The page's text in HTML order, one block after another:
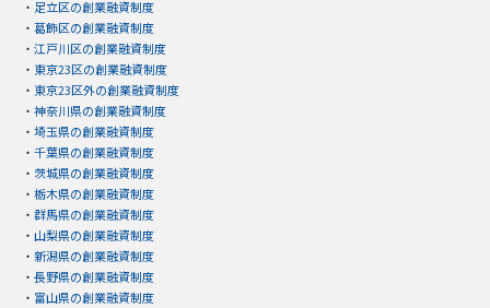
・ 足立区の創業融資制度
・ 葛飾区の創業融資制度
・ 江戸川区の創業融資制度
・ 東京23区の創業融資制度
・ 東京23区外の創業融資制度
・ 神奈川県の創業融資制度
・ 埼玉県の創業融資制度
・ 千葉県の創業融資制度
・ 茨城県の創業融資制度
・ 栃木県の創業融資制度
・ 群馬県の創業融資制度
・ 山梨県の創業融資制度
・ 新潟県の創業融資制度
・ 長野県の創業融資制度
・ 富山県の創業融資制度